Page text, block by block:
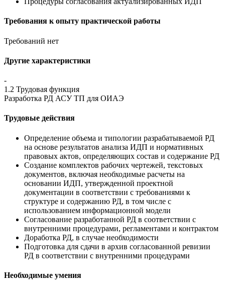
Требования к опыту практической работы
Требований нет
Другие характеристики
-
1.2 Трудовая функция
Разработка РД АСУ ТП для ОИАЭ
Трудовые действия
Определение объема и типологии разрабатываемой РД
на основе результатов анализа ИДП и нормативных
правовых актов, определяющих состав и содержание РД
Создание комплектов рабочих чертежей, текстовых
документов, включая необходимые расчеты на
основании ИДП, утвержденной проектной
документации в соответствии с требованиями к
структуре и содержанию РД, в том числе с
использованием информационной модели
Согласование разработанной РД в соответствии с
внутренними процедурами, регламентами и контрактом
Доработка РД, в случае необходимости
Подготовка для сдачи в архив согласованной ревизии
РД в соответствии с внутренними процедурами
Необходимые умения